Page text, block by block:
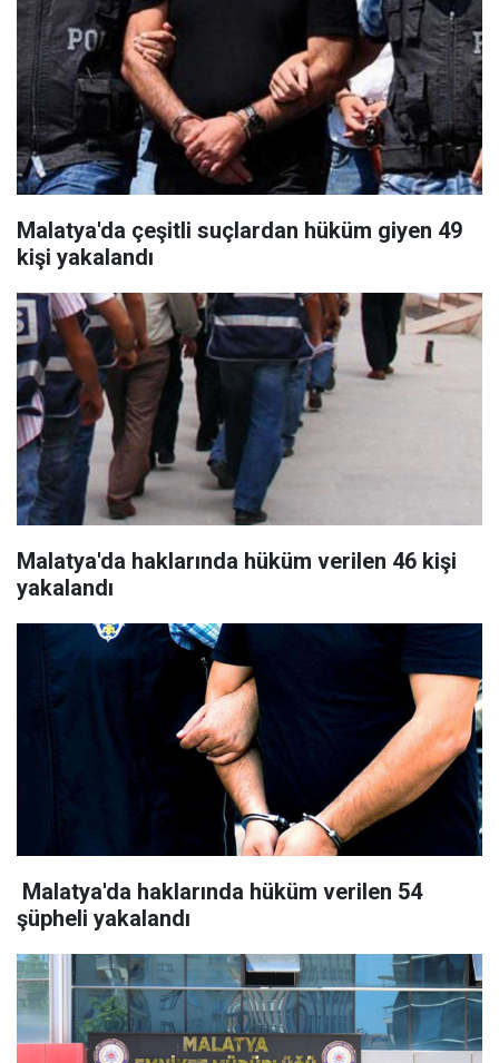
Malatya'da çeşitli suçlardan hüküm giyen 49
kişi yakalandı
Malatya'da haklarında hüküm verilen 46 kişi
yakalandı
​ Malatya'da haklarında hüküm verilen 54
şüpheli yakalandı